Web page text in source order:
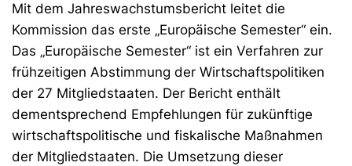
Mit dem Jahreswachstumsbericht leitet die
Kommission das erste „Europäische Semester“ ein.
Das „Europäische Semester“ ist ein Verfahren zur
frühzeitigen Abstimmung der Wirtschaftspolitiken
der 27 Mitgliedstaaten. Der Bericht enthält
dementsprechend Empfehlungen für zukünftige
wirtschaftspolitische und fiskalische Maßnahmen
der Mitgliedstaaten. Die Umsetzung dieser